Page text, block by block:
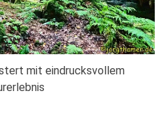
mit eindrucksvollem